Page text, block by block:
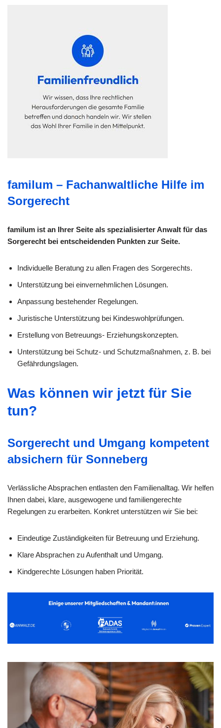
familum – Fachanwaltliche Hilfe im
Sorgerecht
familum ist an Ihrer Seite als spezialisierter Anwalt für das
Sorgerecht bei entscheidenden Punkten zur Seite.
Individuelle Beratung zu allen Fragen des Sorgerechts.
Unterstützung bei einvernehmlichen Lösungen.
Anpassung bestehender Regelungen.
Juristische Unterstützung bei Kindeswohlprüfungen.
Erstellung von Betreuungs- Erziehungskonzepten.
Unterstützung bei Schutz- und Schutzmaßnahmen, z. B. bei
Gefährdungslagen.
Was können wir jetzt für Sie
tun?
Sorgerecht und Umgang kompetent
absichern für Sonneberg
Verlässliche Absprachen entlasten den Familienalltag. Wir helfen
Ihnen dabei, klare, ausgewogene und familiengerechte
Regelungen zu erarbeiten. Konkret unterstützen wir Sie bei:
Eindeutige Zuständigkeiten für Betreuung und Erziehung.
Klare Absprachen zu Aufenthalt und Umgang.
Kindgerechte Lösungen haben Priorität.